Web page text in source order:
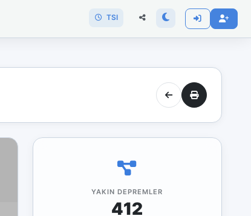
TSI
YAKIN DEPREMLER
412